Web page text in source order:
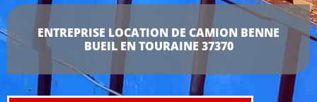
ENTREPRISE LOCATION DE CAMION BENNE
BUEIL EN TOURAINE 37370